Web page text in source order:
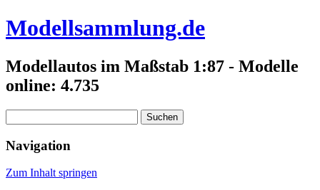
Modellsammlung.de
Modellautos im Maßstab 1:87 - Modelle
online: 4.735
nach:
Navigation
Zum Inhalt springen